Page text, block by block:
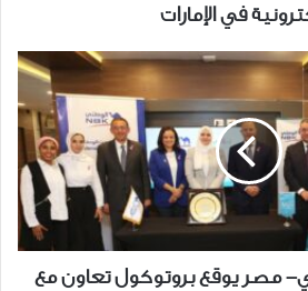
في الإمارات
مصر يوقع بروتوكول تعاون مع